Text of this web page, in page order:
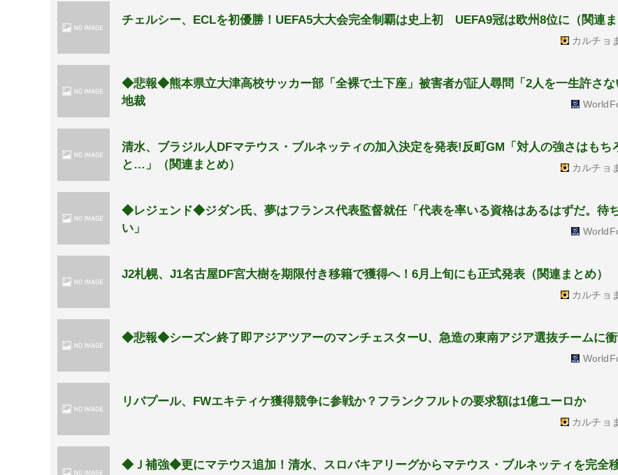
チェルシー、ECLを初優勝！UEFA5大大会完全制覇は史上初 UEFA9冠は欧州8位に（関連ま
カルチョ
◆悲報◆熊本県立大津高校サッカー部「全裸で土下座」被害者が証人尋問「2人を一生許さな
地裁
清水、ブラジル人DFマテウス・ブルネッティの加入決定を発表!反町GM「対人の強さはもち
と…」（関連まとめ）
カルチョ
◆レジェンド◆ジダン氏、夢はフランス代表監督就任「代表を率いる資格はあるはずだ。待
い」
J2札幌、J1名古屋DF宮大樹を期限付き移籍で獲得へ！6月上旬にも正式発表（関連まとめ）
カルチョ
◆悲報◆シーズン終了即アジアツアーのマンチェスターU、急造の東南アジア選抜チームに
リバプール、FWエキティケ獲得競争に参戦か？フランクフルトの要求額は1億ユーロか
カルチョ
◆Ｊ補強◆更にマテウス追加！清水、スロバキアリーグからマテウス・ブルネッティを完全